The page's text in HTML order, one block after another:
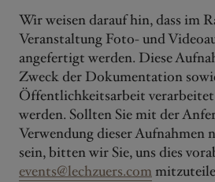
Wir weisen darauf hin, dass im
Veranstaltung Foto- und
angefertigt werden. Diese
Zweck der Dokumentation
Öffentlichkeitsarbeit
werden. Sollten Sie mit der
Verwendung dieser Aufnahmen
sein, bitten wir Sie, uns dies
events@lechzuers.com